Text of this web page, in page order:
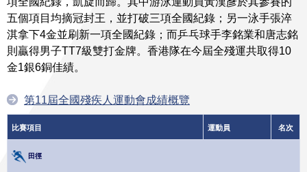
五個項目均摘冠封王，並打破三項全國紀錄；另一泳手張淬
淇拿下4金並刷新一項全國紀錄；而乒乓球手李銘業和唐志銘
則贏得男子TT7級雙打金牌。香港隊在今屆全殘運共取得10
金1銀6銅佳績。
第11屆全國殘疾人運動會成績概覽
比賽項目 運動員 名次
田徑